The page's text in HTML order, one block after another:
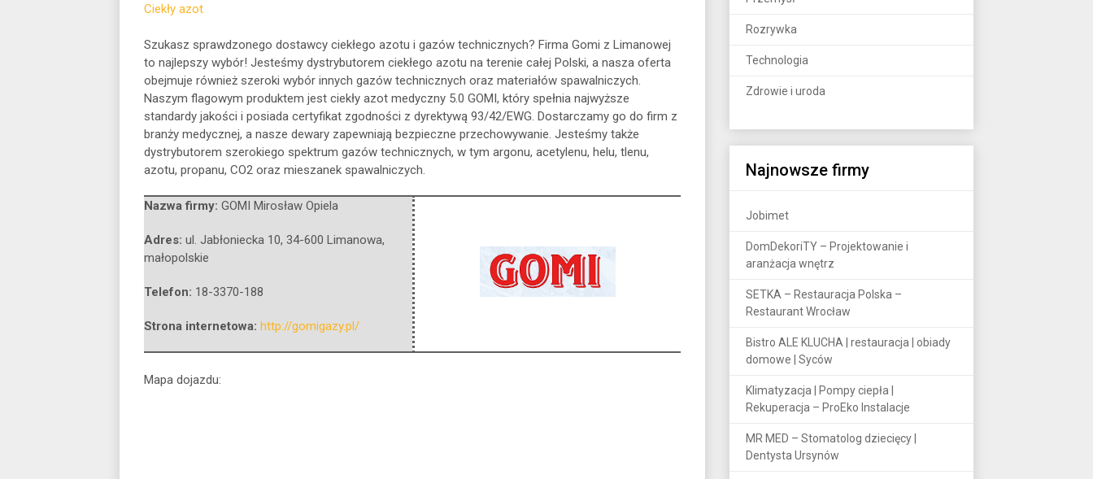
Ciekły azot
Szukasz sprawdzonego dostawcy ciekłego azotu i gazów technicznych? Firma Gomi z Limanowej
to najlepszy wybór! Jesteśmy dystrybutorem ciekłego azotu na terenie całej Polski, a nasza oferta
obejmuje również szeroki wybór innych gazów technicznych oraz materiałów spawalniczych.
Naszym flagowym produktem jest ciekły azot medyczny 5.0 GOMI, który spełnia najwyższe
standardy jakości i posiada certyfikat zgodności z dyrektywą 93/42/EWG. Dostarczamy go do firm z
branży medycznej, a nasze dewary zapewniają bezpieczne przechowywanie. Jesteśmy także
dystrybutorem szerokiego spektrum gazów technicznych, w tym argonu, acetylenu, helu, tlenu,
azotu, propanu, CO2 oraz mieszanek spawalniczych.
Nazwa firmy: GOMI Mirosław Opiela
Adres: ul. Jabłoniecka 10, 34-600 Limanowa,
małopolskie
Telefon: 18-3370-188
Strona internetowa: http://gomigazy.pl/
Mapa dojazdu:
Rozrywka
Technologia
Zdrowie i uroda
Najnowsze firmy
Jobimet
DomDekoriTY – Projektowanie i
aranżacja wnętrz
SETKA – Restauracja Polska –
Restaurant Wrocław
Bistro ALE KLUCHA | restauracja | obiady
domowe | Syców
Klimatyzacja | Pompy ciepła |
Rekuperacja – ProEko Instalacje
MR MED – Stomatolog dziecięcy |
Dentysta Ursynów